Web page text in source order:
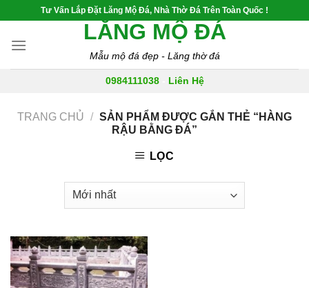
content
Tư Vấn Lắp Đặt Lăng Mộ Đá, Nhà Thờ Đá Trên Toàn Quốc !
LĂNG MỘ ĐÁ
Mẫu mộ đá đẹp - Lăng thờ đá
0984111038- Liên Hệ
TRANG CHỦ / SẢN PHẨM ĐƯỢC GẮN THẺ “HÀNG
RẬU BẰNG ĐÁ”
LỌC